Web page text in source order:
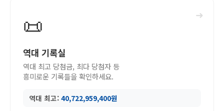
➜
📜
역대 기록실
역대 최고 당첨금, 최다 당첨자 등
흥미로운 기록들을 확인하세요.
역대 최고: 40,722,959,400원